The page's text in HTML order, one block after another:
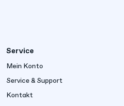
Service
Mein Konto
Service & Support
Kontakt